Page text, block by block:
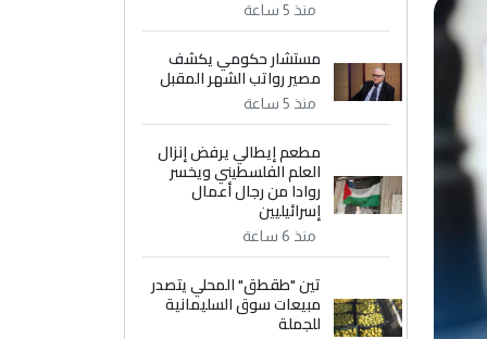
منذ 5 ساعة
مستشار حكومي يكشف
مصير رواتب الشهر المقبل
منذ 5 ساعة
مطعم إيطالي يرفض إنزال
العلم الفلسطيني ويخسر
روادا من رجال أعمال
إسرائيليين
منذ 6 ساعة
تين "طقطق" المحلي يتصدر
مبيعات سوق السليمانية
للجملة